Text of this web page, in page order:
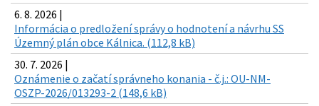
6. 8. 2026 |
Informácia o predložení správy o hodnotení a návrhu SS
Územný plán obce Kálnica. (112,8 kB)
30. 7. 2026 |
Oznámenie o začatí správneho konania - č.j.: OU-NM-
OSZP-2026/013293-2 (148,6 kB)